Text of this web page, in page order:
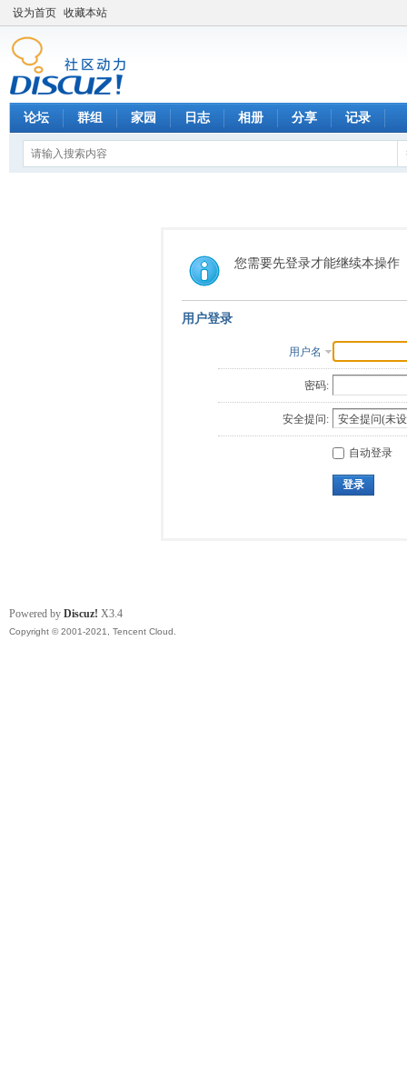
设为首页 收藏本站
论坛 群组 家园 日志 相册 分享 记录
您需要先登录才能继续本操作
用户登录
用户名
密码:
安全提问:
自动登录
登录
Powered by Discuz! X3.4
Copyright © 2001-2021, Tencent Cloud.